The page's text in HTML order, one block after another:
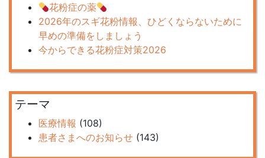
花粉症の薬
2026年のスギ花粉情報、ひどくならないために
早めの準備をしましょう
今からできる花粉症対策2026
テーマ
医療情報 (108)
患者さまへのお知らせ (143)